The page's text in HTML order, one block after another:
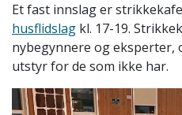
Et fast innslag er
husflidslag kl. 17-19.
nybegynnere og eksperter,
utstyr for de som ikke har.